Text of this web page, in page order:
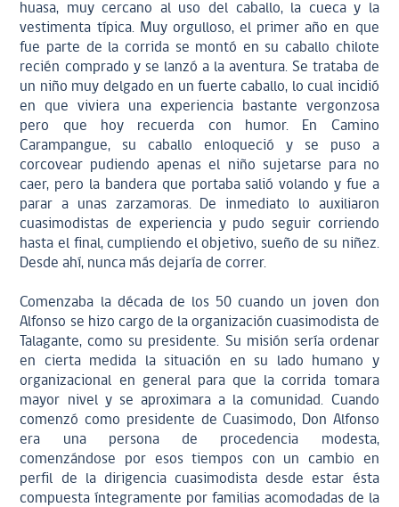
huasa, muy cercano al uso del caballo, la cueca y la
vestimenta típica. Muy orgulloso, el primer año en que
fue parte de la corrida se montó en su caballo chilote
recién comprado y se lanzó a la aventura. Se trataba de
un niño muy delgado en un fuerte caballo, lo cual incidió
en que viviera una experiencia bastante vergonzosa
pero que hoy recuerda con humor. En Camino
Carampangue, su caballo enloqueció y se puso a
corcovear pudiendo apenas el niño sujetarse para no
caer, pero la bandera que portaba salió volando y fue a
parar a unas zarzamoras. De inmediato lo auxiliaron
cuasimodistas de experiencia y pudo seguir corriendo
hasta el final, cumpliendo el objetivo, sueño de su niñez.
Desde ahí, nunca más dejaría de correr.
Comenzaba la década de los 50 cuando un joven don
Alfonso se hizo cargo de la organización cuasimodista de
Talagante, como su presidente. Su misión sería ordenar
en cierta medida la situación en su lado humano y
organizacional en general para que la corrida tomara
mayor nivel y se aproximara a la comunidad. Cuando
comenzó como presidente de Cuasimodo, Don Alfonso
era una persona de procedencia modesta,
comenzándose por esos tiempos con un cambio en
perfil de la dirigencia cuasimodista desde estar ésta
compuesta íntegramente por familias acomodadas de la